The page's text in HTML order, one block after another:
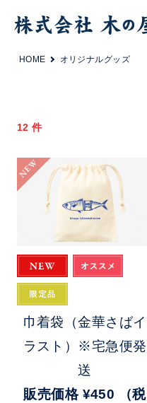
HOME オリジナルグッズ
12 件
NEW
巾着袋（金華さばイ
ラスト）※宅急便発
送
販売価格 ¥450
（税